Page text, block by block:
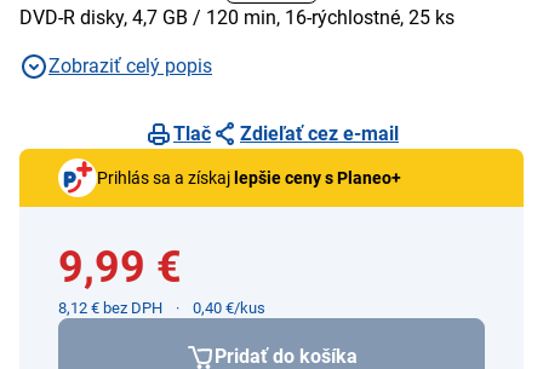
DVD-R disky, 4,7 GB / 120 min, 16-rýchlostné, 25 ks
Zobraziť celý popis
Tlač Zdieľať cez e-mail
Prihlás sa a získaj lepšie ceny s Planeo+
9,99 €
8,12 € bez DPH 0,40 €/kus
Pridať do košíka